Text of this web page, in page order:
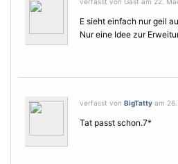
E sieht einfach nur geil
Nur eine Idee zur
verfasst von BigTatty am
Tat passt schon.7*